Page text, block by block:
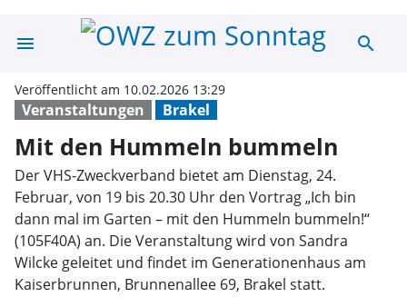
menu Mit den search
Veranstaltungen Brakel
Veröffentlicht am 10.02.2026 13:29
Mit den Hummeln bummeln
Der VHS-Zweckverband bietet am Dienstag, 24.
Februar, von 19 bis 20.30 Uhr den Vortrag „Ich bin
dann mal im Garten – mit den Hummeln bummeln!“
(105F40A) an. Die Veranstaltung wird von Sandra
Wilcke geleitet und findet im Generationenhaus am
Kaiserbrunnen, Brunnenallee 69, Brakel statt.